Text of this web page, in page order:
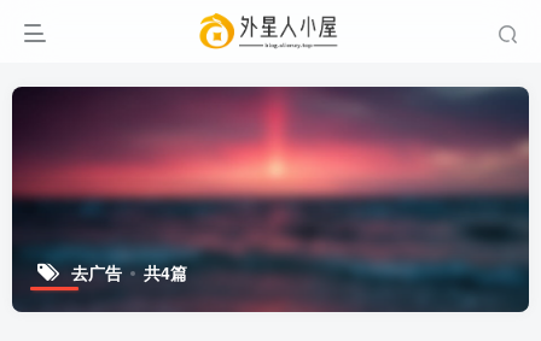
去广告 共4篇